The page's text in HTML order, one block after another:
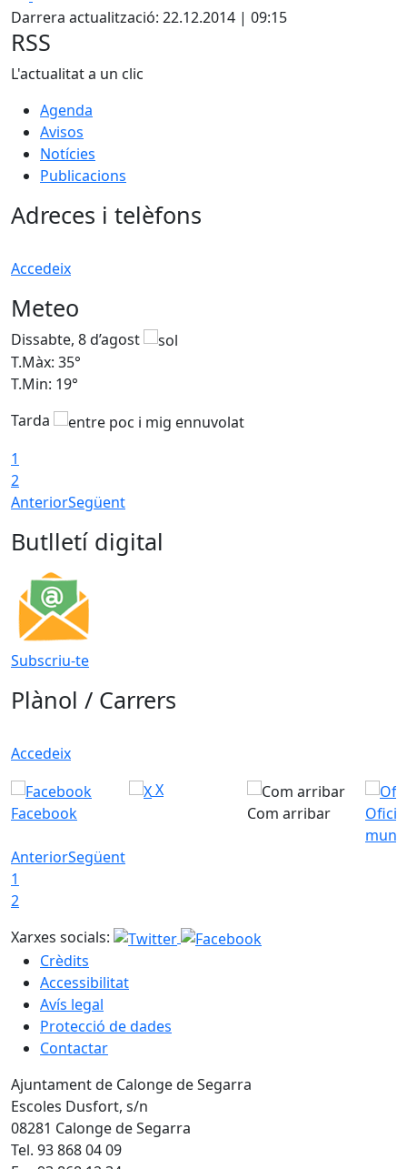
Darrera actualització: 22.12.2014 | 09:15
RSS
L'actualitat a un clic
Agenda
Avisos
Notícies
Publicacions
Adreces i telèfons
Accedeix
Meteo
Dissabte, 8 d’agost
T.Màx: 35°
T.Min: 19°
Tarda
1
2
AnteriorSegüent
Butlletí digital
Subscriu-te
Plànol / Carrers
Accedeix
Facebook
X
Com arribar
AnteriorSegüent
1
2
Xarxes socials:
Crèdits
Accessibilitat
Avís legal
Protecció de dades
Contactar
Ajuntament de Calonge de Segarra
Escoles Dusfort, s/n
08281 Calonge de Segarra
Tel. 93 868 04 09